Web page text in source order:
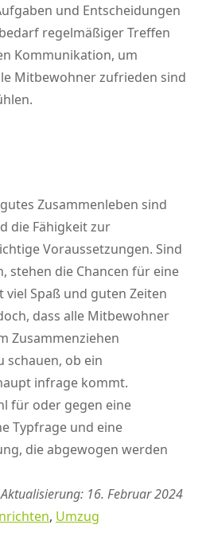
und Entscheidungen
regelmäßiger Treffen
Kommunikation, um
Mitbewohner zufrieden sind
Zusammenleben sind
die Fähigkeit zur
Voraussetzungen. Sind
stehen die Chancen für eine
Spaß und guten Zeiten
dass alle Mitbewohner
Zusammenziehen
schauen, ob ein
infrage kommt.
für oder gegen eine
Typfrage und eine
die abgewogen werden
16. Februar 2024
, Umzug